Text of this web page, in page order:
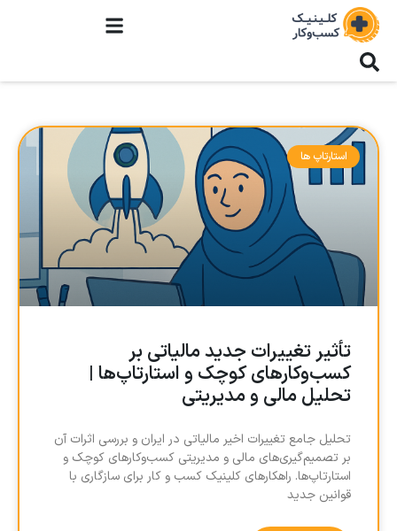
استارتاپ ها
تأثیر تغییرات جدید مالیاتی بر
کسب‌وکارهای کوچک و استارتاپ‌ها |
تحلیل مالی و مدیریتی
تحلیل جامع تغییرات اخیر مالیاتی در ایران و بررسی اثرات آن
بر تصمیم‌گیری‌های مالی و مدیریتی کسب‌وکارهای کوچک و
استارتاپ‌ها. راهکارهای کلینیک کسب و کار برای سازگاری با
قوانین جدید